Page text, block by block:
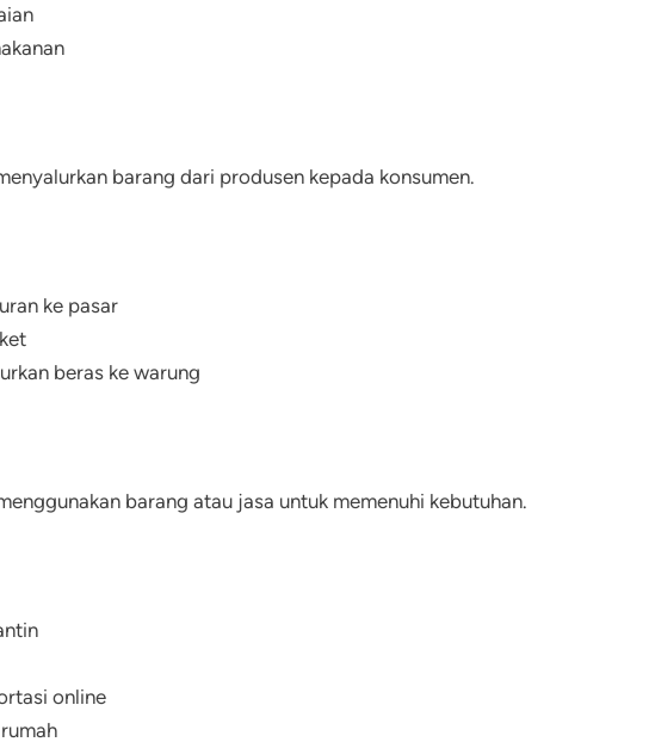
barang dari produsen kepada konsumen.
ke pasar
beras ke warung
barang atau jasa untuk memenuhi kebutuhan.
online